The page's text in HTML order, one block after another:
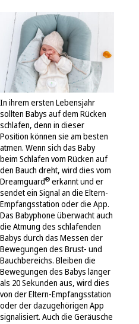
In ihrem ersten Lebensjahr
sollten Babys auf dem Rücken
schlafen, denn in dieser
Position können sie am besten
atmen. Wenn sich das Baby
beim Schlafen vom Rücken auf
den Bauch dreht, wird dies vom
Dreamguard® erkannt und er
sendet ein Signal an die Eltern-
Empfangsstation oder die App.
Das Babyphone überwacht auch
die Atmung des schlafenden
Babys durch das Messen der
Bewegungen des Brust- und
Bauchbereichs. Bleiben die
Bewegungen des Babys länger
als 20 Sekunden aus, wird dies
von der Eltern-Empfangsstation
oder der dazugehörigen App
signalisiert. Auch die Geräusche